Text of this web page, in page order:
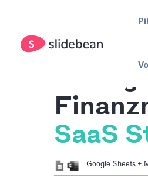
SaaS
Google Sheets +